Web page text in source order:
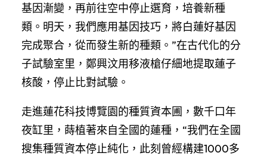
基因漸變，再前往空中停止選育，培養新種
類。明天，我們應用基因技巧，將白蓮好基因
完成聚合，從而發生新的種類。”在古代化的分
子試驗室里，鄭興汶用移液槍仔細地提取蓮子
核酸，停止比對試驗。
走進蓮花科技博覽園的種質資本圃，數千口年
夜缸里，蒔植著來自全國的蓮種，“我們在全國
搜集種質資本停止純化，此刻曾經構建1000多